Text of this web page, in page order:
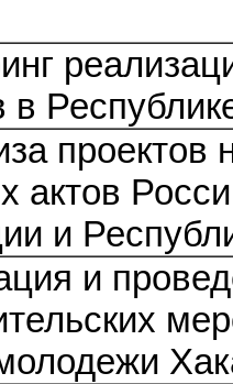
в
проектов
актов
и
и